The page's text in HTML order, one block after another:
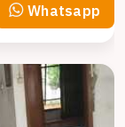
Whatsapp